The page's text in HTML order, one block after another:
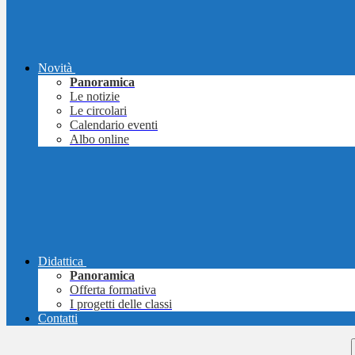
Novità
Panoramica
Le notizie
Le circolari
Calendario eventi
Albo online
Didattica
Panoramica
Offerta formativa
I progetti delle classi
Contatti